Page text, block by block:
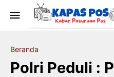
Beranda
Polri Peduli :